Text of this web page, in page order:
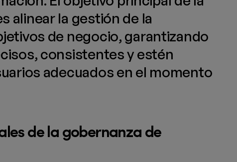
alinear la gestión de la
de negocio, garantizando
consistentes y estén
adecuados en el momento
de la gobernanza de